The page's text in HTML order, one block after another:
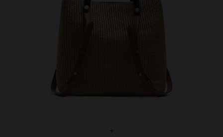
+